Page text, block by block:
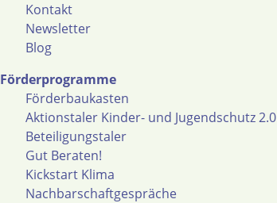
Kontakt
Newsletter
Blog
Förderprogramme
Förderbaukasten
Aktionstaler Kinder- und Jugendschutz 2.0
Beteiligungstaler
Gut Beraten!
Kickstart Klima
Nachbarschaftgespräche